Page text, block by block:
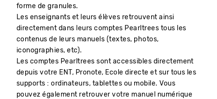
forme de granules.
Les enseignants et leurs élèves retrouvent ainsi
directement dans leurs comptes Pearltrees tous les
contenus de leurs manuels (textes, photos,
iconographies, etc).
Les comptes Pearltrees sont accessibles directement
depuis votre ENT, Pronote, Ecole directe et sur tous les
supports : ordinateurs, tablettes ou mobile. Vous
pouvez également retrouver votre manuel numérique